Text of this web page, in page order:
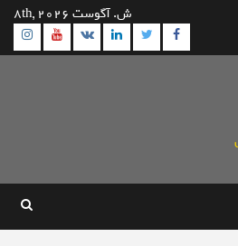
ش. آگوست 8th, 2026
Facebook
Twitter
Linkedin
VK